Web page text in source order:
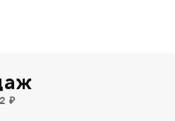
₽